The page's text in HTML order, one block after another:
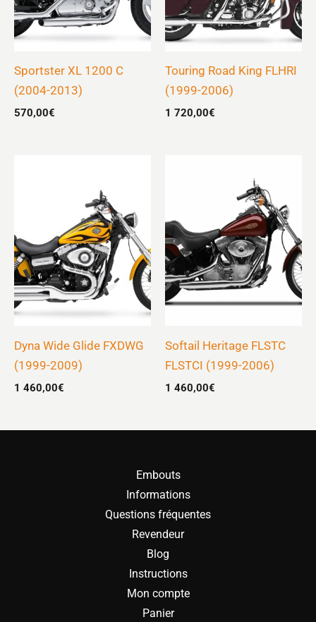
Sportster XL 1200 C
(2004-2013)
570,00€
Touring Road King FLHRI
(1999-2006)
1 720,00€
Dyna Wide Glide FXDWG
(1999-2009)
1 460,00€
Softail Heritage FLSTC
FLSTCI (1999-2006)
1 460,00€
Embouts
Informations
Questions fréquentes
Revendeur
Blog
Instructions
Mon compte
Panier